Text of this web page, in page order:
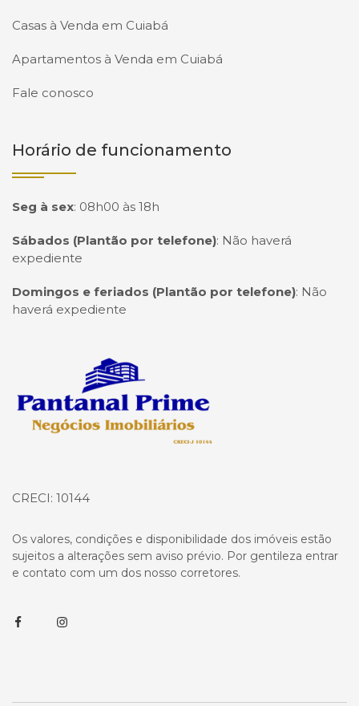
Casas à Venda em Cuiabá
Apartamentos à Venda em Cuiabá
Fale conosco
Horário de funcionamento
Seg à sex: 08h00 às 18h
Sábados (Plantão por telefone): Não haverá
expediente
Domingos e feriados (Plantão por telefone): Não
haverá expediente
Página inicial
CRECI: 10144
Os valores, condições e disponibilidade dos imóveis estão
sujeitos a alterações sem aviso prévio. Por gentileza entrar
e contato com um dos nosso corretores.
FacebookInstagram